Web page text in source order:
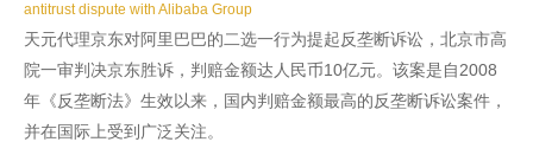
antitrust dispute with Alibaba Group
天元代理京东对阿里巴巴的二选一行为提起反垄断诉讼，北京市高
院一审判决京东胜诉，判赔金额达人民币10亿元。该案是自2008
年《反垄断法》生效以来，国内判赔金额最高的反垄断诉讼案件，
并在国际上受到广泛关注。